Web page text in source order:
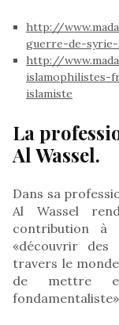
http://
guerre-de-
http://
islamophilistes-
islamiste
La
Al Wassel.
Dans sa
Al Wassel
contribution
«découvrir des
travers le
de mettre